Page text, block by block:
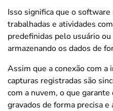
Isso significa que o
trabalhadas e atividades
predefinidas pelo usuário
armazenando os dados de
Assim que a conexão com
capturas registradas são
com a nuvem, o que
gravados de forma precisa